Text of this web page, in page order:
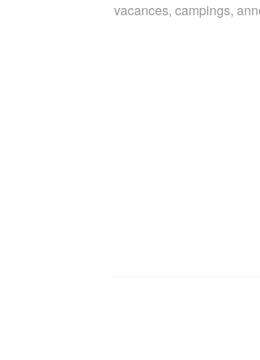
vacances, campings,